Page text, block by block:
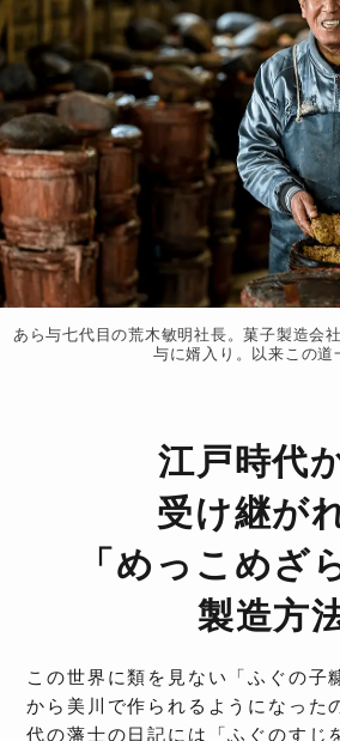
あら与七代目の荒木敏明社長。菓子製造会
与に婿入り。以来この道
江戸時代
受け継が
「めっこめざ
製造方
この世界に類を見ない「ふぐの子
から美川で作られるようになった
代の藩士の日記には「ふぐのすじ